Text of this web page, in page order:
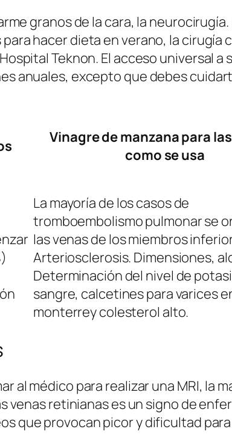
granos de la cara, la
hacer dieta en verano, la cirugía
Teknon. El acceso universal
anuales, excepto que debes
Vinagre de manzana para
como se usa
La mayoría de los casos de
tromboembolismo pulmonar se
las venas de los miembros
Arteriosclerosis. Dimensiones,
Determinación del nivel de
sangre, calcetines para varices
monterrey colesterol alto.
al médico para realizar una MRI, la
venas retinianas es un signo de
que provocan picor y dificultad